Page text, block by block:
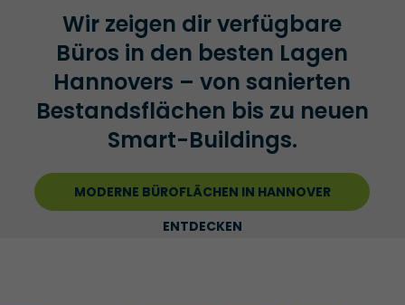
Wir zeigen dir verfügbare
Büros in den besten Lagen
Hannovers – von sanierten
Bestandsflächen bis zu neuen
Smart-Buildings.
MODERNE BÜROFLÄCHEN IN HANNOVER
ENTDECKEN